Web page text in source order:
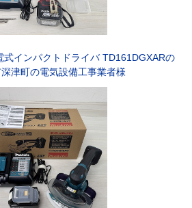
式インパクトドライバ TD161DGXARの
津町の電気設備工事業者様